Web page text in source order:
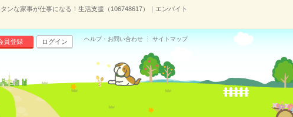
ンな家事が仕事になる！生活支援（106748617）｜エンバイト
員登録 ログイン ヘルプ・お問い合わせ サイトマップ